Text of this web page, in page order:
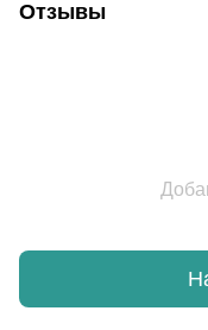
Отзывы